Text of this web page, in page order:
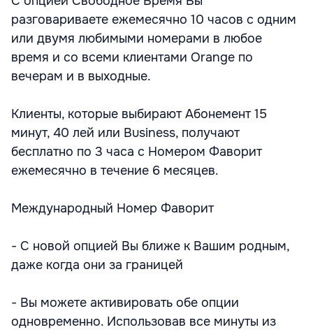
разговариваете ежемесячно 10 часов с одним
или двумя любимыми номерами в любое
время и со всеми клиентами Orange по
вечерам и в выходные.
Клиенты, которые выбирают Абонемент 15
минут, 40 лей или Business, получают
бесплатно по 3 часа с Номером Фаворит
ежемесячно в течение 6 месяцев.
Международный Номер Фаворит
- С новой опцией Вы ближе к Вашим родным,
даже когда они за границей
- Вы можете активировать обе опции
одновременно. Использовав все минуты из